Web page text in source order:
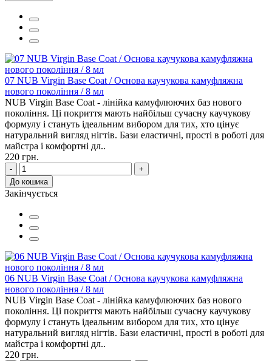
07 NUB Virgin Base Coat / Основа каучукова камуфляжна
нового покоління / 8 мл
NUB Virgin Base Coat - лінійка камуфлюючих баз нового
покоління. Ці покриття мають найбільш сучасну каучукову
формулу і стануть ідеальним вибором для тих, хто цінує
натуральний вигляд нігтів. Бази еластичні, прості в роботі для
майстра і комфортні дл..
220 грн.
-
+
До кошика
Закінчується
06 NUB Virgin Base Coat / Основа каучукова камуфляжна
нового покоління / 8 мл
NUB Virgin Base Coat - лінійка камуфлюючих баз нового
покоління. Ці покриття мають найбільш сучасну каучукову
формулу і стануть ідеальним вибором для тих, хто цінує
натуральний вигляд нігтів. Бази еластичні, прості в роботі для
майстра і комфортні дл..
220 грн.